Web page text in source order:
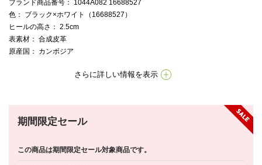
ブランド商品番号 ： 1044A082 16688527
色 ： ブラック×ホワイト（16688527）
ヒールの高さ ： 2.5cm
表素材 ： 合成皮革
原産国 ： カンボジア
さらに詳しい情報を表示
期間限定セール
この商品は期間限定セール対象商品です。